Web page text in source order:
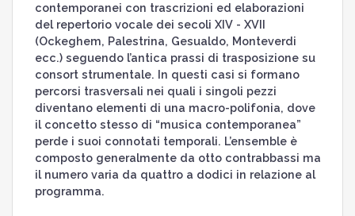
contemporanei con trascrizioni ed elaborazioni
del repertorio vocale dei secoli XIV - XVII
(Ockeghem, Palestrina, Gesualdo, Monteverdi
ecc.) seguendo l’antica prassi di trasposizione su
consort strumentale. In questi casi si formano
percorsi trasversali nei quali i singoli pezzi
diventano elementi di una macro-polifonia, dove
il concetto stesso di “musica contemporanea”
perde i suoi connotati temporali. L’ensemble è
composto generalmente da otto contrabbassi ma
il numero varia da quattro a dodici in relazione al
programma.